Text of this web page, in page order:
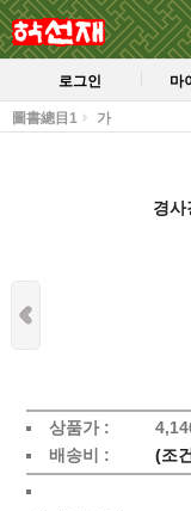
로그인 마
圖書總目1 가
경
상품가 :
배송비 :
(조